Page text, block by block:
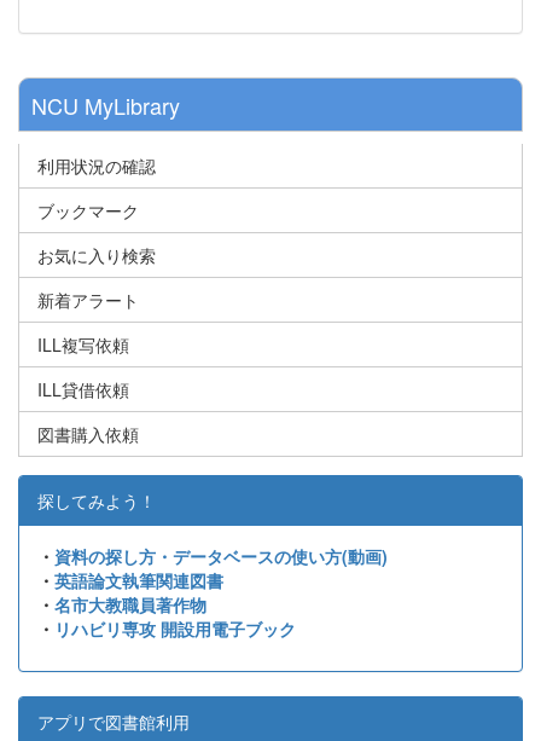
NCU MyLibrary
利用状況の確認
ブックマーク
お気に入り検索
新着アラート
ILL複写依頼
ILL貸借依頼
図書購入依頼
探してみよう！
・ 資料の探し方・データベースの使い方(動画)
・ 英語論文執筆関連図書
・ 名市大教職員著作物
・ リハビリ専攻 開設用電子ブック
アプリで図書館利用